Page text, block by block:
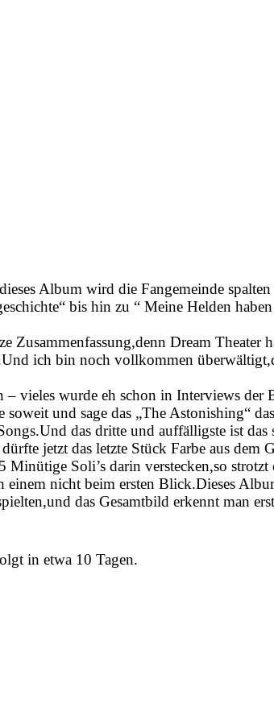
Album wird die Fangemeinde
bis hin zu “ Meine Helden
Dream Theater
ich bin noch vollkommen
vieles wurde eh schon in Interviews der
und sage das „The Astonishing“
das dritte und auffälligste ist
jetzt das letzte Stück Farbe aus dem
Soli’s darin verstecken,so
nicht beim ersten Blick.Dieses
das Gesamtbild erkennt man
in etwa 10 Tagen.